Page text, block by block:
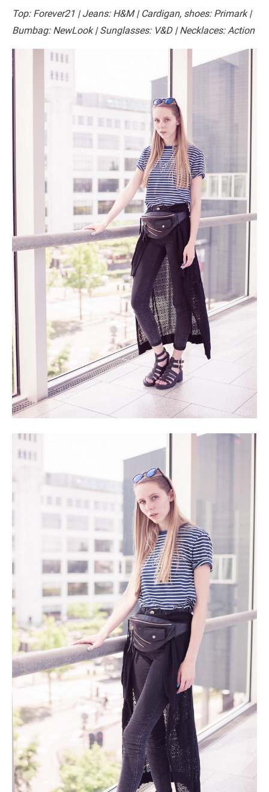
Top: Forever21 | Jeans: H&M | Cardigan, shoes: Primark |
Bumbag: NewLook | Sunglasses: V&D | Necklaces: Action